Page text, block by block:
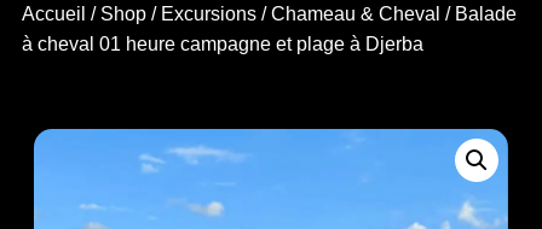
Accueil / Shop / Excursions /Chameau & Cheval / Balade
à cheval 01 heure campagne et plage à Djerba